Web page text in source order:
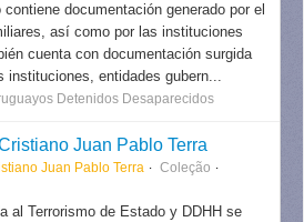
documentación generado por el
así como por las instituciones
cuenta con documentación surgida
instituciones, entidades gubern...
Detenidos Desaparecidos
Juan Pablo Terra
Juan Pablo Terra
Coleção
al Terrorismo de Estado y DDHH se